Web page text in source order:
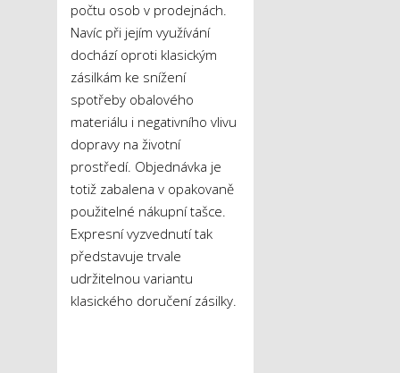
počtu osob v prodejnách.
Navíc při jejím využívání
dochází oproti klasickým
zásilkám ke snížení
spotřeby obalového
materiálu i negativního vlivu
dopravy na životní
prostředí. Objednávka je
totiž zabalena v opakovaně
použitelné nákupní tašce.
Expresní vyzvednutí tak
představuje trvale
udržitelnou variantu
klasického doručení zásilky.